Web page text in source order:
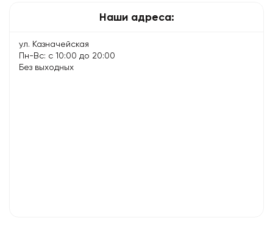
Наши адреса:
ул. Казначейская
Пн-Вс: с 10:00 до 20:00
Без выходных